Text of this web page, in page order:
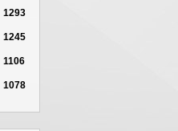
1293
1245
1106
1078